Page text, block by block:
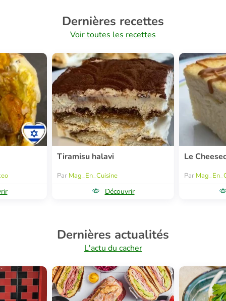
Dernières recettes
Voir toutes les recettes
Tiramisu halavi
Par Mag_En_Cuisine
Découvrir
Le
Par
Dernières actualités
L'actu du cacher